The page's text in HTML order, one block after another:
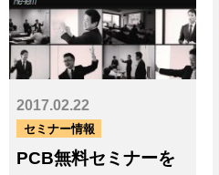
2015.7 - 2014.82014.7 - 2013.8
2013.7 - 2012.82012.7 - 2011.8
2011.7 - 2010.8 2010.7 - 2009.8
2009.7 - 2008.8
2008.7 - 2007.8
2017.02.22
セミナー情報
PCB無料セミナーを